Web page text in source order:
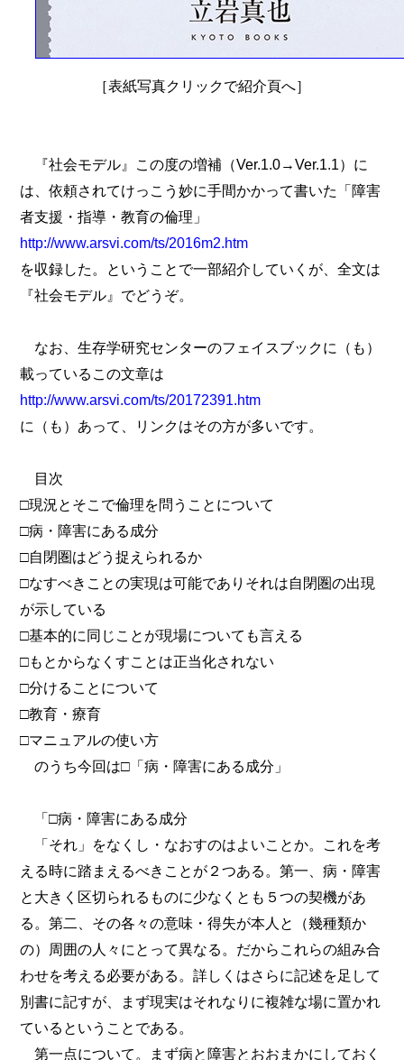
［表紙写真クリックで紹介頁へ］
『社会モデル』この度の増補（Ver.1.0→Ver.1.1）に
は、依頼されてけっこう妙に手間かかって書いた「障害
者支援・指導・教育の倫理」
http://www.arsvi.com/ts/2016m2.htm
を収録した。ということで一部紹介していくが、全文は
『社会モデル』でどうぞ。
なお、生存学研究センターのフェイスブックに（も）
載っているこの文章は
http://www.arsvi.com/ts/20172391.htm
に（も）あって、リンクはその方が多いです。
目次
□現況とそこで倫理を問うことについて
□病・障害にある成分
□自閉圏はどう捉えられるか
□なすべきことの実現は可能でありそれは自閉圏の出現
が示している
□基本的に同じことが現場についても言える
□もとからなくすことは正当化されない
□分けることについて
□教育・療育
□マニュアルの使い方
のうち今回は□「病・障害にある成分」
「□病・障害にある成分
「それ」をなくし・なおすのはよいことか。これを考
える時に踏まえるべきことが２つある。第一、病・障害
と大きく区切られるものに少なくとも５つの契機があ
る。第二、その各々の意味・得失が本人と（幾種類か
の）周囲の人々にとって異なる。だからこれらの組み合
わせを考える必要がある。詳しくはさらに記述を足して
別書に記すが、まず現実はそれなりに複雑な場に置かれ
ているということである。
第一点について。まず病と障害とおおまかにしておく